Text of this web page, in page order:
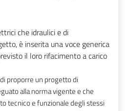
che idraulici e di
è inserita una voce generica
il loro rifacimento a carico
proporre un progetto di
alla norma vigente e che
tecnico e funzionale degli stessi